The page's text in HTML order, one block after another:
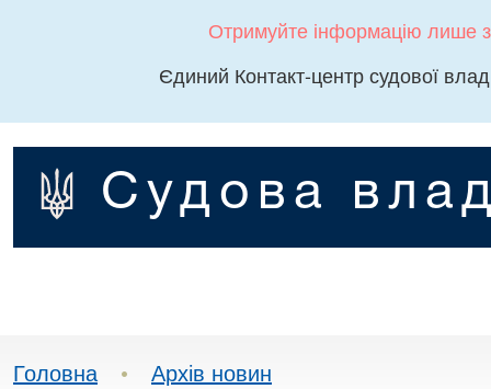
Отримуйте інформацію лише
Єдиний Контакт-центр судової
Судова
Головна • Архів новин